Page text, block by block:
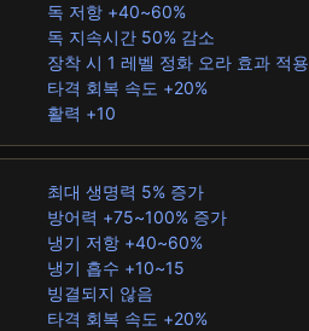
독 저항 +40~60%
독 지속시간 50% 감소
장착 시 1 레벨 정화 오라 효과 적용
타격 회복 속도 +20%
활력 +10
최대 생명력 5% 증가
방어력 +75~100% 증가
냉기 저항 +40~60%
냉기 흡수 +10~15
빙결되지 않음
타격 회복 속도 +20%